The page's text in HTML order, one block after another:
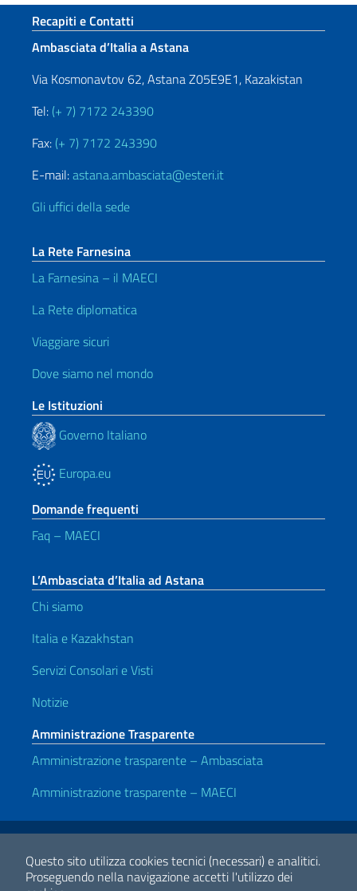
Questo sito utilizza cookies tecnici (necessari) e analitici.
Proseguendo nella navigazione accetti l'utilizzo dei
Sezione footer
Recapiti e Contatti
Ambasciata d’Italia a Astana
Via Kosmonavtov 62, Astana Z05E9E1, Kazakistan
Tel: (+ 7) 7172 243390
Fax: (+ 7) 7172 243390
E-mail:astana.ambasciata@esteri.it
Gli uffici della sede
La Rete Farnesina
La Farnesina – il MAECI
La Rete diplomatica
Viaggiare sicuri
Dove siamo nel mondo
Le Istituzioni
Governo Italiano
Europa.eu
Domande frequenti
Faq – MAECI
L’Ambasciata d’Italia ad Astana
Chi siamo
Italia e Kazakhstan
Servizi Consolari e Visti
Notizie
Amministrazione Trasparente
Amministrazione trasparente – Ambasciata
Amministrazione trasparente – MAECI
Link Utili